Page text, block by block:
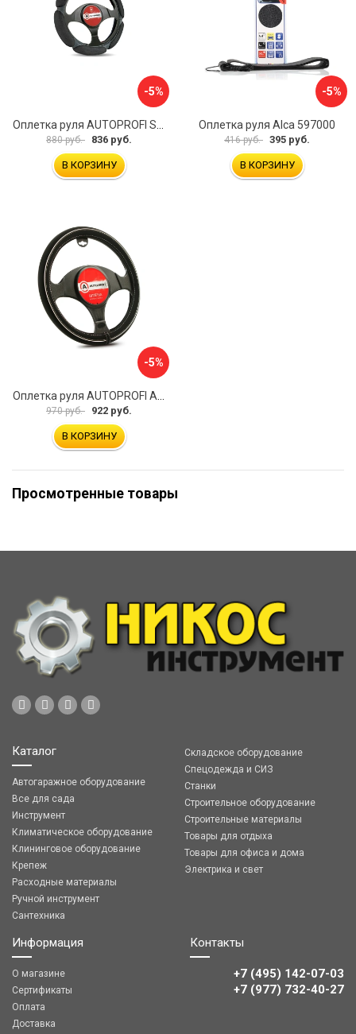
-5%
880 руб. 836 руб.
В КОРЗИНУ
-5%
Оплетка руля Alca 597000
416 руб. 395 руб.
В КОРЗИНУ
-5%
970 руб. 922 руб.
В КОРЗИНУ
Просмотренные товары
Каталог
Автогаражное оборудование
Все для сада
Инструмент
Климатическое оборудование
Клининговое оборудование
Крепеж
Расходные материалы
Ручной инструмент
Сантехника
Складское оборудование
Спецодежда и СИЗ
Станки
Строительное оборудование
Строительные материалы
Товары для отдыха
Товары для офиса и дома
Электрика и свет
Информация
О магазине
Сертификаты
Оплата
Доставка
Контакты
+7 (495) 142-07-03
‎‎+7 (977) 732-40-27